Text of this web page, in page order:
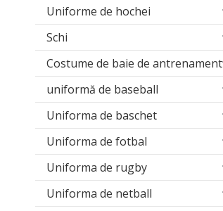
Uniforme de hochei
Schi
Costume de baie de antrenament
uniformă de baseball
Uniforma de baschet
Uniforma de fotbal
Uniforma de rugby
Uniforma de netball